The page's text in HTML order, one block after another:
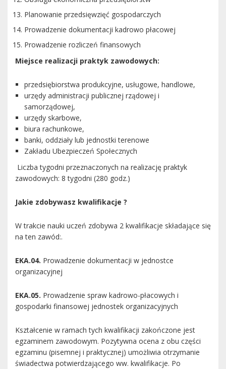
Planowanie przedsięwzięć gospodarczych
Prowadzenie dokumentacji kadrowo płacowej
Prowadzenie rozliczeń finansowych
Miejsce realizacji praktyk zawodowych:
przedsiębiorstwa produkcyjne, usługowe, handlowe,
urzędy administracji publicznej rządowej i
samorządowej,
urzędy skarbowe,
biura rachunkowe,
banki, oddziały lub jednostki terenowe
Zakładu Ubezpieczeń Społecznych
Liczba tygodni przeznaczonych na realizację praktyk
zawodowych: 8 tygodni (280 godz.)
Jakie zdobywasz kwalifikacje ?
W trakcie nauki uczeń zdobywa 2 kwalifikacje składające się
na ten zawód:.
EKA.04. Prowadzenie dokumentacji w jednostce
organizacyjnej
EKA.05. Prowadzenie spraw kadrowo-płacowych i
gospodarki finansowej jednostek organizacyjnych
Kształcenie w ramach tych kwalifikacji zakończone jest
egzaminem zawodowym. Pozytywna ocena z obu części
egzaminu (pisemnej i praktycznej) umożliwia otrzymanie
świadectwa potwierdzającego ww. kwalifikacje. Po